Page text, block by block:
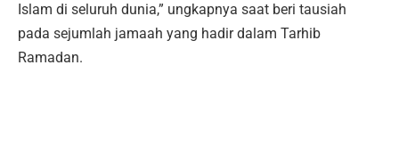
Islam di seluruh dunia,” ungkapnya saat beri tausiah
pada sejumlah jamaah yang hadir dalam Tarhib
Ramadan.